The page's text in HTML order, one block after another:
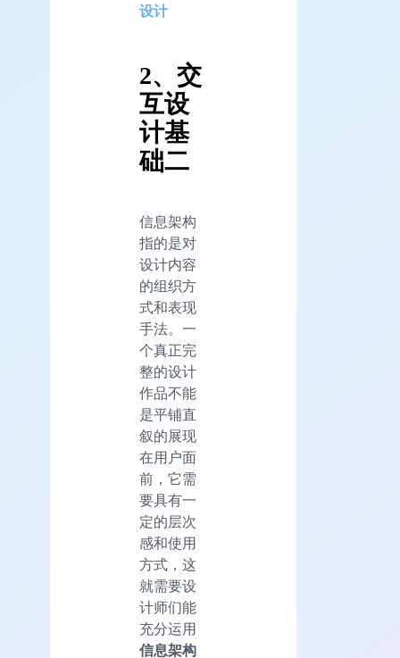
设计
2、交
互设
计基
础二
信息架构
指的是对
设计内容
的组织方
式和表现
手法。一
个真正完
整的设计
作品不能
是平铺直
叙的展现
在用户面
前，它需
要具有一
定的层次
感和使用
方式，这
就需要设
计师们能
充分运用
信息架构